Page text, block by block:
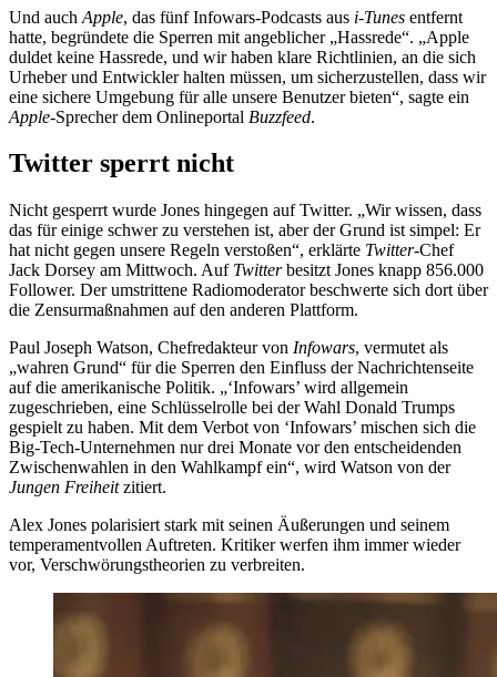
Und auch Apple, das fünf Infowars-Podcasts aus i-Tunes entfernt
hatte, begründete die Sperren mit angeblicher „Hassrede“. „Apple
duldet keine Hassrede, und wir haben klare Richtlinien, an die sich
Urheber und Entwickler halten müssen, um sicherzustellen, dass wir
eine sichere Umgebung für alle unsere Benutzer bieten“, sagte ein
Apple-Sprecher dem Onlineportal Buzzfeed.
Twitter sperrt nicht
Nicht gesperrt wurde Jones hingegen auf Twitter. „Wir wissen, dass
das für einige schwer zu verstehen ist, aber der Grund ist simpel: Er
hat nicht gegen unsere Regeln verstoßen“, erklärte Twitter-Chef
Jack Dorsey am Mittwoch. Auf Twitterbesitzt Jones knapp 856.000
Follower. Der umstrittene Radiomoderator beschwerte sich dort über
die Zensurmaßnahmen auf den anderen Plattform.
Paul Joseph Watson, Chefredakteur von Infowars, vermutet als
„wahren Grund“ für die Sperren den Einfluss der Nachrichtenseite
auf die amerikanische Politik. „‘Infowars’ wird allgemein
zugeschrieben, eine Schlüsselrolle bei der Wahl Donald Trumps
gespielt zu haben. Mit dem Verbot von ‘Infowars’ mischen sich die
Big-Tech-Unternehmen nur drei Monate vor den entscheidenden
Zwischenwahlen in den Wahlkampf ein“, wird Watson von der
Jungen Freiheitzitiert.
Alex Jones polarisiert stark mit seinen Äußerungen und seinem
temperamentvollen Auftreten. Kritiker werfen ihm immer wieder
vor, Verschwörungstheorien zu verbreiten.